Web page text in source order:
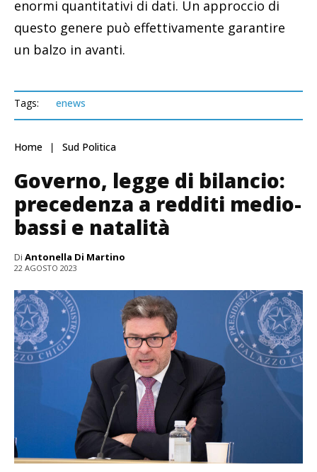
enormi quantitativi di dati. Un approccio di
questo genere può effettivamente garantire
un balzo in avanti.
Tags: enews
Home Sud Politica
Governo, legge di bilancio:
precedenza a redditi medio-
bassi e natalità
Di Antonella Di Martino
22 AGOSTO 2023